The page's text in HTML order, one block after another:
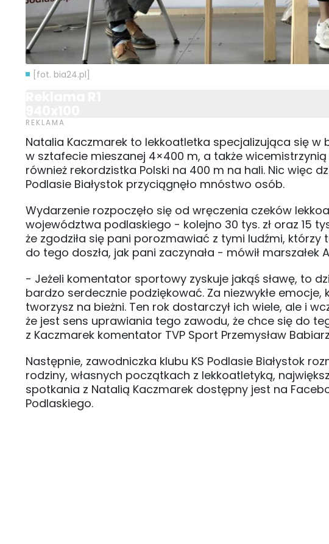
[fot. bia24.pl]
Natalia Kaczmarek to lekkoatletka specjalizująca się
w sztafecie mieszanej 4×400 m, a także
również rekordzistka Polski na 400 m na hali. Nic więc
Podlasie Białystok przyciągnęło mnóstwo osób.
Wydarzenie rozpoczęło się od wręczenia czeków
województwa podlaskiego - kolejno 30 tys. zł oraz 15
że zgodziła się pani porozmawiać z tymi ludźmi,
do tego doszła, jak pani zaczynała - mówił marszałek
- Jeżeli komentator sportowy zyskuje jakąś sławę, to
bardzo serdecznie podziękować. Za niezwykłe
tworzysz na bieżni. Ten rok dostarczył ich wiele, ale i
że jest sens uprawiania tego zawodu, że chce się do
z Kaczmarek komentator TVP Sport Przemysław
Następnie, zawodniczka klubu KS Podlasie Białystok
rodziny, własnych początkach z lekkoatletyką,
spotkania z Natalią Kaczmarek dostępny jest na
Podlaskiego.